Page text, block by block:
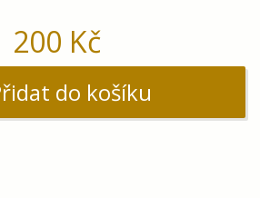
200 Kč
do košíku